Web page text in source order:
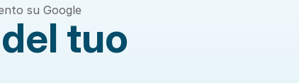
su Google
tuo